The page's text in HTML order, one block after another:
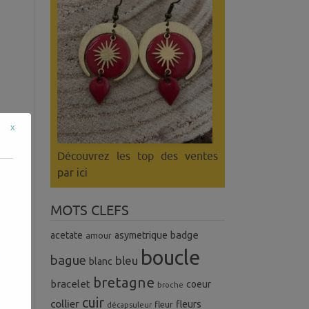
Découvrez les top des ventes
par ici
MOTS CLEFS
acetate amour asymetrique badge
bague blanc bleu boucle
bracelet bretagne broche coeur
collier cuir décapsuleur fleur fleurs
x